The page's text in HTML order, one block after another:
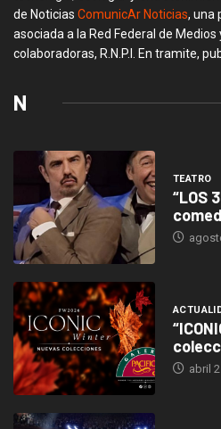
de Noticias ComunicAr Noticias, una
asociada a la Red Federal de
colaboradoras, R.N.P.I. En tramite,
N
TEATRO
“LOS
abril